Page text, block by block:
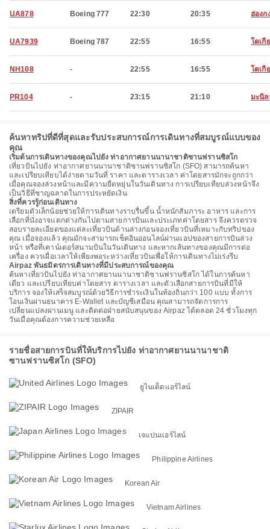
UA878 Boeing 777 22:30 20:35 ฮ่องก
UA7939 Boeing 787 22:55 16:55 โตเกี
NH108 - 22:55 16:55 โตเกี
PR104 - 23:15 21:10 มะนิล
ค้นหาทริปที่ดีที่สุดและรับประสบการณ์การเดินทางที่สมบูรณ์แบบของ
คุณ
เริ่มต้นการเดินทางของคุณไปยัง ท่าอากาศยานนานาชาติซานฟรานซิสโก
เที่ยวบินไปยัง ท่าอากาศยานนานาชาติซานฟรานซิสโก (SFO) สามารถค้นหา
และเปรียบเทียบได้ง่ายตามวันที่ ราคา และตารางเวลา ค่าโดยสารมักจะถูกกว่า
เมื่อคุณจองล่วงหน้าและมีความยืดหยุ่นในวันเดินทาง การเปรียบเทียบล่วงหน้าจึง
เป็นวิธีที่ชาญฉลาดในการประหยัดเงิน
สิ่งที่ควรรู้ก่อนเดินทาง
เตรียมตัวเล็กน้อยช่วยให้การเดินทางราบรื่นขึ้น น้ำหนักสัมภาระ อาหาร และการ
เลือกที่นั่งอาจแตกต่างกันไปตามสายการบินและประเภทค่าโดยสาร จึงควรตรวจ
สอบรายละเอียดของแต่ละเที่ยวบินด้านล่างก่อนจองเที่ยวบินที่เหมาะกับทริปของ
คุณ เมื่อจองแล้ว คุณมักจะสามารถเช็คอินออนไลน์ผ่านแอปของสายการบินล่วง
หน้า หรือที่เคาน์เตอร์สนามบินในวันเดินทาง และหากเส้นทางของคุณมีการต่อ
เครื่อง ควรเผื่อเวลาให้เพียงพอระหว่างเที่ยวบินเพื่อให้การเดินทางไม่เร่งรีบ
Airpaz พันธมิตรการเดินทางที่มีประสบการณ์ของคุณ
ค้นหาเที่ยวบินไปยัง ท่าอากาศยานนานาชาติซานฟรานซิสโก ได้ในการค้นหา
เดียว และเปรียบเทียบค่าโดยสาร ตารางเวลา และตัวเลือกสายการบินที่มีให้
บริการ จองให้เสร็จสมบูรณ์ด้วยวิธีการชำระเงินในท้องถิ่นกว่า 100 แบบ ทั้งการ
โอนเงินผ่านธนาคาร E-Wallet และบัญชีเสมือน คุณสามารถจัดการการ
เปลี่ยนแปลงผ่านเมนู และติดต่อฝ่ายสนับสนุนของ Airpaz ได้ตลอด 24 ชั่วโมงทุก
วันเมื่อคุณต้องการความช่วยเหลือ
รายชื่อสายการบินที่ให้บริการไปยัง ท่าอากาศยานนานาชาติ
ซานฟรานซิสโก (SFO)
ยูไนเต็ดแอร์ไลน์
ZIPAIR
เจแปนแอร์ไลน์
Philippine Airlines
Korean Air
Vietnam Airlines